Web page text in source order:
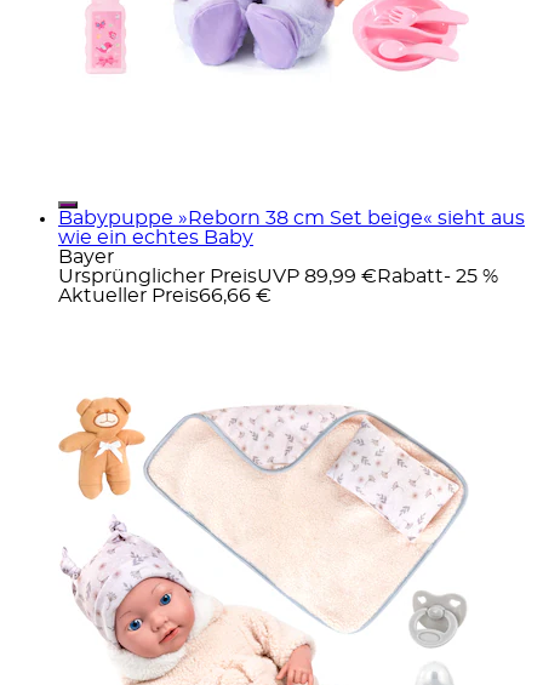
Babypuppe »Reborn 38 cm Set beige« sieht aus
wie ein echtes Baby
Bayer
Ursprünglicher PreisUVP 89,99 € Rabatt- 25 %
Aktueller Preis66,66 €